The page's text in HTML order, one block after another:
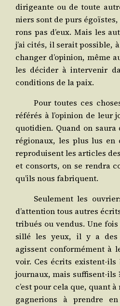
diri­geante ou de toute
niers sont de purs
rons pas d’eux. Mais les
j’ai cités, il serait pos­sible,
chan­ger d’opinion, même
les déci­der à inter­ve­nir
condi­tions de la paix.
Pour toutes ces
réfé­rés à l’opinion de leur
quo­ti­dien. Quand on
régio­naux, les plus lus en
repro­duisent les articles
et consorts, on se ren­dra
qu’ils nous fabriquent.
Seule­ment les
d’attention tous autres
tri­bués ou ven­dus. Une
sillé les yeux, il y a des
agissent confor­mé­ment à
voir. Ces écrits existent-
jour­naux, mais suf­fisent-ils
c’est pour cela que, quant à
gagne­rions à prendre en